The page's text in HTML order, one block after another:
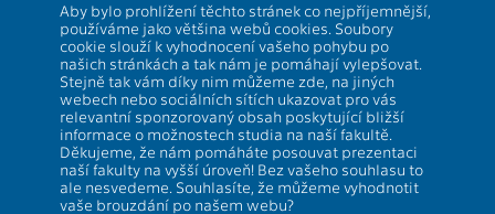
Aby bylo prohlížení těchto stránek co nejpříjemnější,
používáme jako většina webů cookies. Soubory
cookie slouží k vyhodnocení vašeho pohybu po
našich stránkách a tak nám je pomáhají vylepšovat.
Stejně tak vám díky nim můžeme zde, na jiných
webech nebo sociálních sítích ukazovat pro vás
relevantní sponzorovaný obsah poskytující bližší
informace o možnostech studia na naší fakultě.
Děkujeme, že nám pomáháte posouvat prezentaci
naší fakulty na vyšší úroveň! Bez vašeho souhlasu to
ale nesvedeme. Souhlasíte, že můžeme vyhodnotit
vaše brouzdání po našem webu?
XP34IO Integrovaná optika
S Rozsah výuky:
Katedra:
13134 Jazyk výuky:
Garanti:
Jeřábek V. Zakončení:
Přednášející:
Jeřábek V., Prajzler V. Kreditů:
4
Cvičící:
Jeřábek V. ,Prajzler V. Semestr: